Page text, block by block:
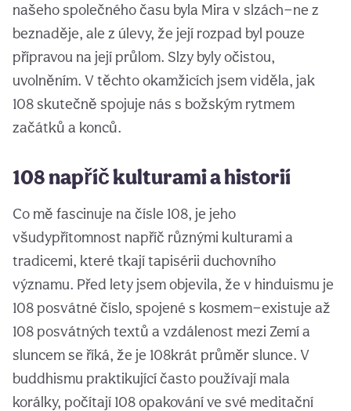
našeho společného času byla Mira v slzách—ne z
beznaděje, ale z úlevy, že její rozpad byl pouze
přípravou na její průlom. Slzy byly očistou,
uvolněním. V těchto okamžicích jsem viděla, jak
108 skutečně spojuje nás s božským rytmem
začátků a konců.
108 napříč kulturami a historií
Co mě fascinuje na čísle 108, je jeho
všudypřítomnost napříč různými kulturami a
tradicemi, které tkají tapisérii duchovního
významu. Před lety jsem objevila, že v hinduismu je
108 posvátné číslo, spojené s kosmem—existuje až
108 posvátných textů a vzdálenost mezi Zemí a
sluncem se říká, že je 108krát průměr slunce. V
buddhismu praktikující často používají mala
korálky, počítají 108 opakování ve své meditační